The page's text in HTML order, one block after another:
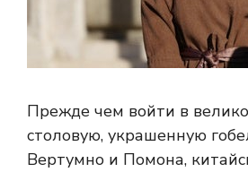
Прежде чем войти в
столовую, украшенную
Вертумно и Помона,